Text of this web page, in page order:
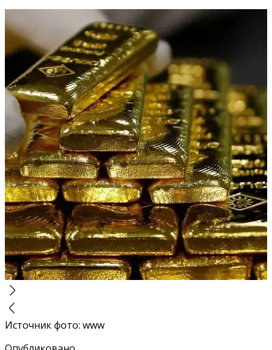
Источник фото: www